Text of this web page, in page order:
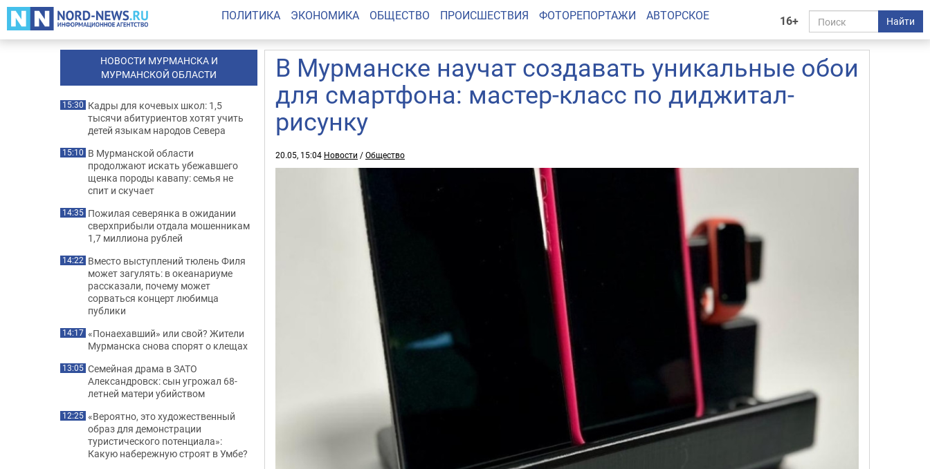
16+ Найти
ПОЛИТИКА ЭКОНОМИКА ОБЩЕСТВО ПРОИСШЕСТВИЯ ФОТОРЕПОРТАЖИ АВТОРСКОЕ
В Мурманске научат создавать уникальные обои
для смартфона: мастер-класс по диджитал-
рисунку
20.05, 15:04 Новости /Общество
НОВОСТИ МУРМАНСКА И
МУРМАНСКОЙ ОБЛАСТИ
15:30 Кадры для кочевых школ: 1,5
тысячи абитуриентов хотят учить
детей языкам народов Севера
15:10 В Мурманской области
продолжают искать убежавшего
щенка породы кавапу: семья не
спит и скучает
14:35 Пожилая северянка в ожидании
сверхприбыли отдала мошенникам
1,7 миллиона рублей
14:22 Вместо выступлений тюлень Филя
может загулять: в океанариуме
рассказали, почему может
сорваться концерт любимца
публики
14:17 «Понаехавший» или свой? Жители
Мурманска снова спорят о клещах
13:05 Семейная драма в ЗАТО
Александровск: сын угрожал 68-
летней матери убийством
12:25 «Вероятно, это художественный
образ для демонстрации
туристического потенциала»:
Какую набережную строят в Умбе?